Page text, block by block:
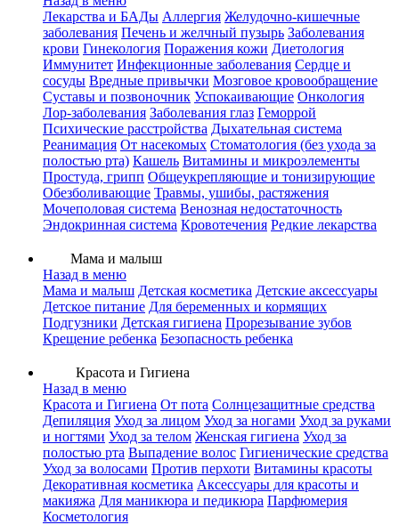
Лекарства и БАДы Аллергия Желудочно-кишечные
заболевания Печень и желчный пузырь Заболевания
крови Гинекология Поражения кожи Диетология
Иммунитет Инфекционные заболевания Сердце и
сосуды Вредные привычки Мозговое кровообращение
Суставы и позвоночник Успокаивающие Онкология
Лор-заболевания Заболевания глаз Геморрой
Психические расстройства Дыхательная система
Реанимация От насекомых Стоматология (без ухода за
полостью рта) Кашель Витамины и микроэлементы
Простуда, грипп Общеукрепляющие и тонизирующие
Обезболивающие Травмы, ушибы, растяжения
Мочеполовая система Венозная недостаточность
Эндокринная система Кровотечения Редкие лекарства
Мама и малыш
Назад в меню
Мама и малыш Детская косметика Детские аксессуары
Детское питание Для беременных и кормящих
Подгузники Детская гигиена Прорезывание зубов
Крещение ребенка Безопасность ребенка
Красота и Гигиена
Назад в меню
Красота и Гигиена От пота Солнцезащитные средства
Депиляция Уход за лицом Уход за ногами Уход за руками
и ногтями Уход за телом Женская гигиена Уход за
полостью рта Выпадение волос Гигиенические средства
Уход за волосами Против перхоти Витамины красоты
Декоративная косметика Аксессуары для красоты и
макияжа Для маникюра и педикюра Парфюмерия
Косметология